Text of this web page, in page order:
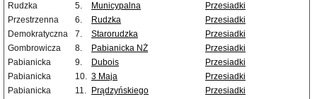
Rudzka
5. Municypalna
Przesiadki
Przestrzenna
6. Rudzka
Przesiadki
Demokratyczna
7. Starorudzka
Przesiadki
Gombrowicza
8. Pabianicka NŻ
Przesiadki
Pabianicka
9. Dubois
Przesiadki
Pabianicka
10. 3 Maja
Przesiadki
Pabianicka
11. Prądzyńskiego
Przesiadki